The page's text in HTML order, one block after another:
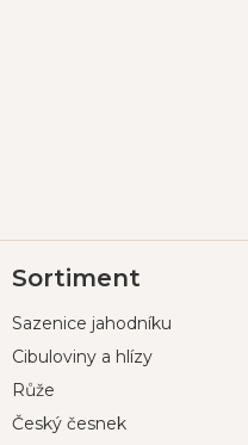
á
a
Sortiment
Sazenice jahodníku
Cibuloviny a hlízy
Růže
Český česnek